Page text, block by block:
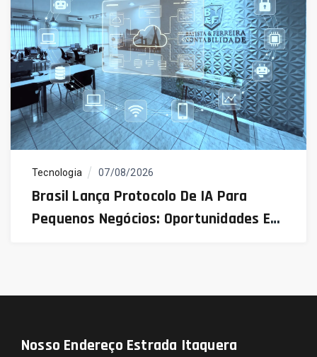
Tecnologia 07/08/2026
Brasil Lança Protocolo De IA Para
Pequenos Negócios: Oportunidades E
Nosso Endereço Estrada Itaquera